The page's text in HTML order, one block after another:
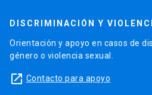
DISCRIMINACIÓN Y
Orientación y apoyo en casos de
género o violencia sexual.
launch Contacto para apoyo